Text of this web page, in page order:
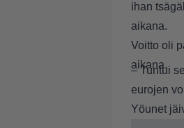
ihan
aikana.
Voitto oli
aikana.
– Tuntui
eurojen
Yöunet